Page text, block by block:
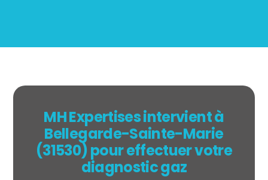
MH Expertises intervient à
Bellegarde-Sainte-Marie
(31530) pour effectuer votre
diagnostic gaz